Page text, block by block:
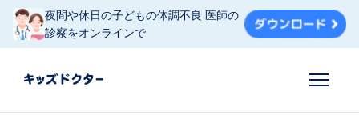
夜間や休日の子どもの体調不良 医師の
診察をオンラインで